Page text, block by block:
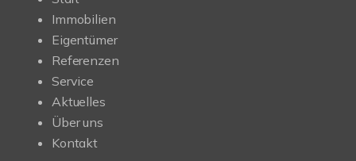
Immobilien
Eigentümer
Referenzen
Service
Aktuelles
Über uns
Kontakt